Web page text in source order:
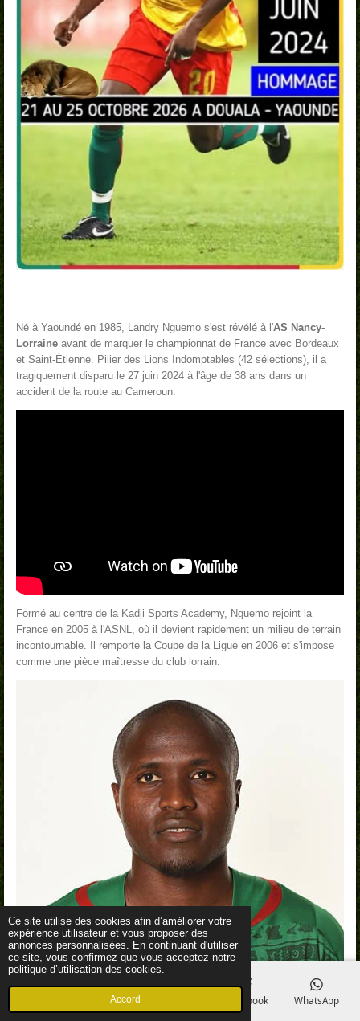
Ce site utilise des cookies afin d’améliorer votre
expérience utilisateur et vous proposer des
annonces personnalisées. En continuant d'utiliser
ce site, vous confirmez que vous acceptez notre
politique d’utilisation des cookies.
Accord
Né à Yaoundé en 1985, Landry Nguemo s'est révélé à l'AS Nancy-
Lorraine avant de marquer le championnat de France avec Bordeaux
et Saint-Étienne. Pilier des Lions Indomptables (42 sélections), il a
tragiquement disparu le 27 juin 2024 à l'âge de 38 ans dans un
accident de la route au Cameroun.
Formé au centre de la Kadji Sports Academy, Nguemo rejoint la
France en 2005 à l'ASNL, où il devient rapidement un milieu de terrain
incontournable. Il remporte la Coupe de la Ligue en 2006 et s'impose
comme une pièce maîtresse du club lorrain.
Téléphone Facebook WhatsApp